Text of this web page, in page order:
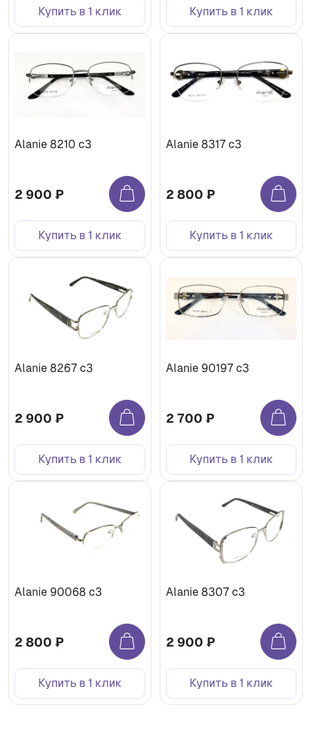
Купить в 1 клик Купить в 1 клик
Alanie 8210 c3
2 900 ₽
Купить в 1 клик
Alanie 8317 c3
2 800 ₽
Купить в 1 клик
Alanie 8267 c3
2 900 ₽
Купить в 1 клик
Alanie 90197 c3
2 700 ₽
Купить в 1 клик
Alanie 90068 c3
2 800 ₽
Купить в 1 клик
Alanie 8307 c3
2 900 ₽
Купить в 1 клик